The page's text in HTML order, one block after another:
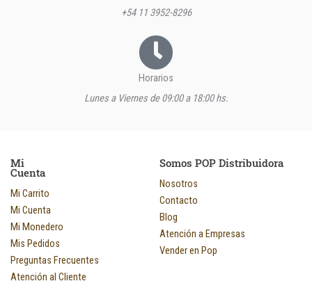
+54 11 3952-8296
Horarios
Lunes a Viernes de 09:00 a 18:00 hs.
Mi
Cuenta
Mi Carrito
Mi Cuenta
Mi Monedero
Mis Pedidos
Preguntas Frecuentes
Atención al Cliente
Somos POP Distribuidora
Nosotros
Contacto
Blog
Atención a Empresas
Vender en Pop